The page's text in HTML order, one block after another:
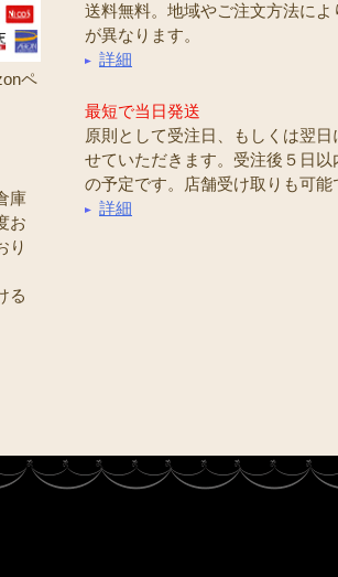
ペ
庫
お
り
る
送料無料。地域やご注文方法によ
が異なります。
詳細
最短で当日発送
原則として受注日、もしくは翌日
せていただきます。受注後５日以
の予定です。店舗受け取りも可能
詳細